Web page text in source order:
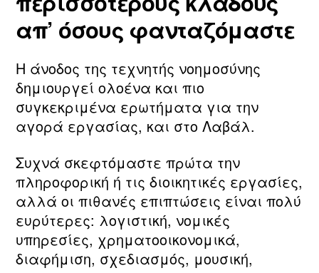
απ’ όσους φανταζόμαστε
Η άνοδος της τεχνητής νοημοσύνης
δημιουργεί ολοένα και πιο
συγκεκριμένα ερωτήματα για την
αγορά εργασίας, και στο Λαβάλ.
Συχνά σκεφτόμαστε πρώτα την
πληροφορική ή τις διοικητικές εργασίες,
αλλά οι πιθανές επιπτώσεις είναι πολύ
ευρύτερες: λογιστική, νομικές
υπηρεσίες, χρηματοοικονομικά,
διαφήμιση, σχεδιασμός, μουσική,